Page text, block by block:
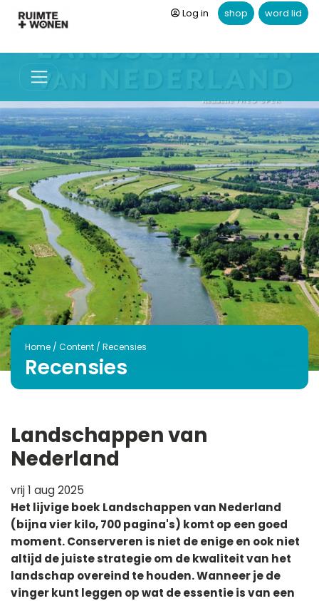
Log in shop word lid
Home / Content / Recensies
Recensies
Landschappen van
Nederland
vrij 1 aug 2025
Het lijvige boek Landschappen van Nederland
(bijna vier kilo, 700 pagina's) komt op een goed
moment. Conserveren is niet de enige en ook niet
altijd de juiste strategie om de kwaliteit van het
landschap overeind te houden. Wanneer je de
vinger kunt leggen op wat de essentie is van een